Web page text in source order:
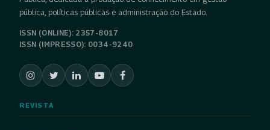
pública, políticas públicas e administração do Estado.
ISSN (ONLINE): 2357-8017
ISSN (IMPRESSO): 0034-9240
REVISTA